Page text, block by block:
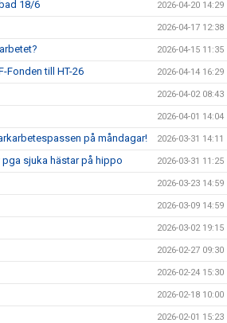
18/6 2026-04-20 14:29
2026-04-17 12:38
2026-04-15 11:35
Fonden till HT-26 2026-04-14 16:29
2026-04-02 08:43
2026-04-01 14:04
på måndagar! 2026-03-31 14:11
sjuka hästar på hippo 2026-03-31 11:25
2026-03-23 14:59
2026-03-09 14:59
2026-03-02 19:15
2026-02-27 09:30
2026-02-24 15:30
2026-02-18 10:00
2026-02-01 15:23